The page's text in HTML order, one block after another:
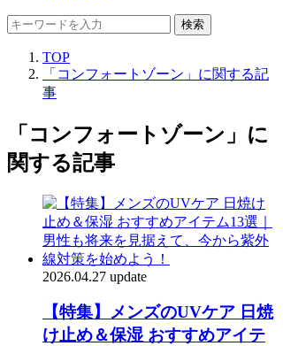
検索
TOP
「コンフォートゾーン」に関する記
事
「コンフォートゾーン」に
関する記事
2026.04.27 update
【特集】メンズのUVケア 日焼
け止め＆保湿 おすすめアイテ